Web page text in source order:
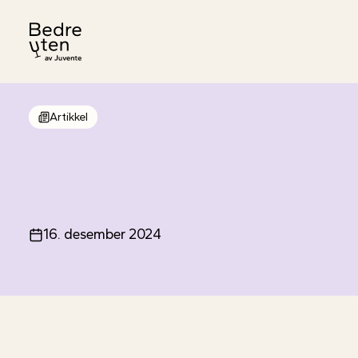
Til forsiden
Artikkel
16. desember 2024